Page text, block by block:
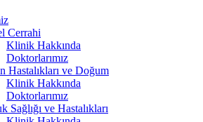
Cerrahi
Klinik Hakkında
Doktorlarımız
Hastalıkları ve Doğum
Klinik Hakkında
Doktorlarımız
Sağlığı ve Hastalıkları